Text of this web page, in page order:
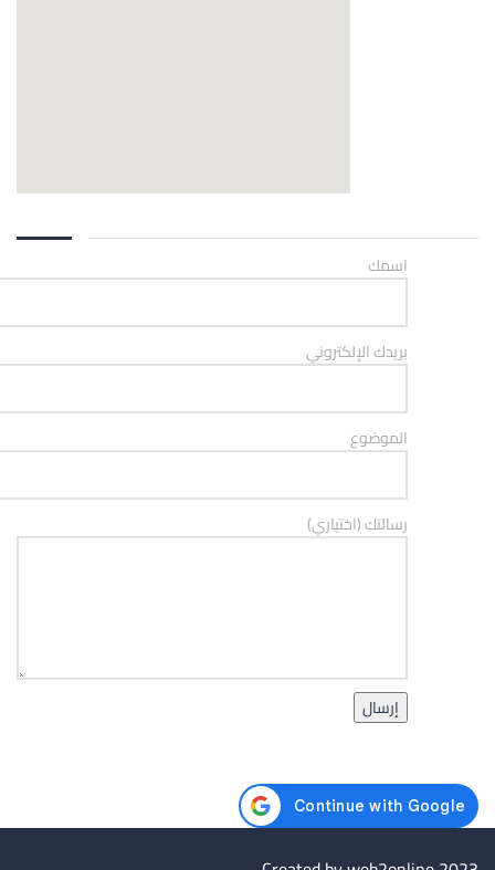
اسمك
بريدك الإلكتروني
الموضوع
رسالتك (اختياري)